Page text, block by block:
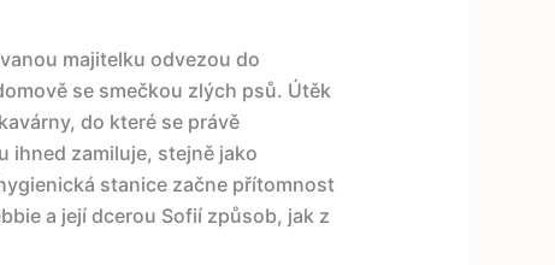
majitelku odvezou do
se smečkou zlých psů. Útěk
do které se právě
ihned zamiluje, stejně jako
stanice začne přítomnost
a její dcerou Sofií způsob, jak z